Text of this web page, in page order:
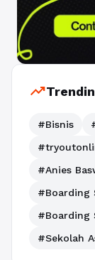
trending_up
#Bisnis
#Anies
#Boarding
#Boarding
#Sekolah